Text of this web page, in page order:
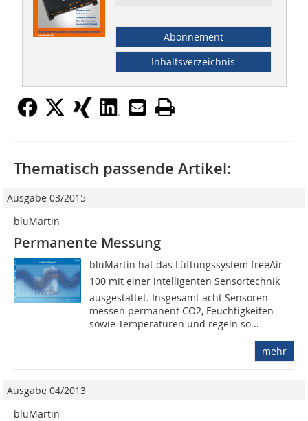
Abonnement
Inhaltsverzeichnis
Thematisch passende Artikel:
Ausgabe 03/2015
bluMartin
Permanente Messung
bluMartin hat das Lüftungssystem freeAir
100 mit einer intelligenten Sensortechnik
ausgestattet. Insgesamt acht Sensoren
messen permanent CO2, Feuchtigkeiten
sowie Temperaturen und regeln so...
mehr
Ausgabe 04/2013
bluMartin